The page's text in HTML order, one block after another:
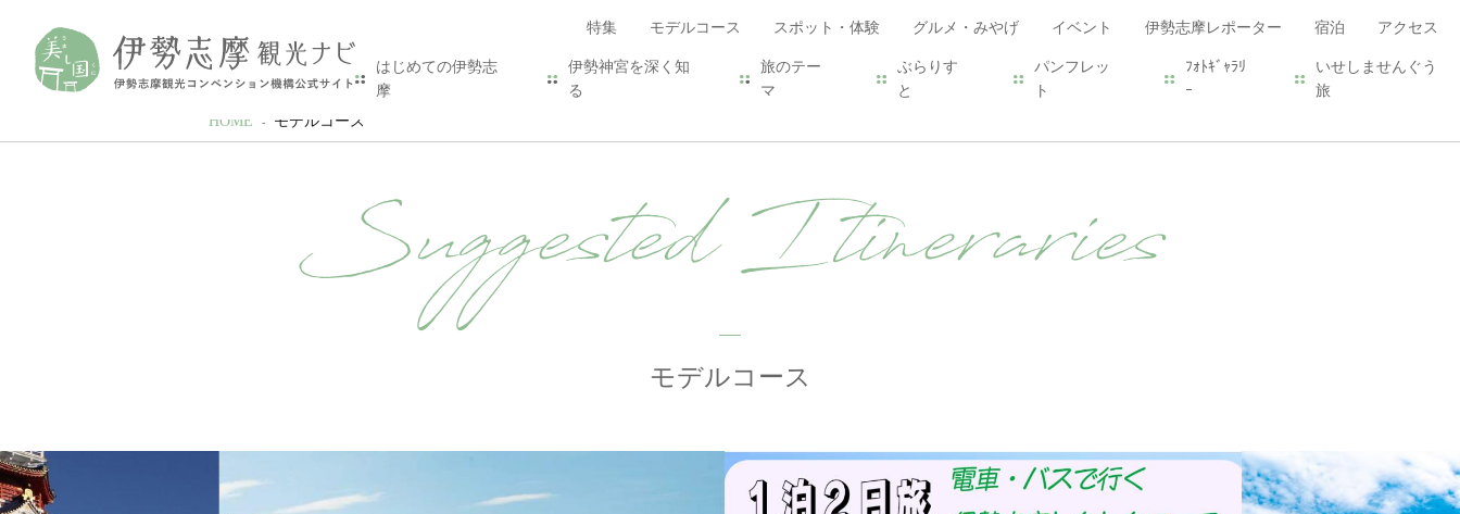
特集 モデルコース スポット・体験 グルメ・みやげ イベント 伊勢志摩レポーター 宿泊 アクセス
はじめての伊勢志
摩
伊勢神宮を深く知
る
旅のテー
マ
ぶらりす
と
パンフレッ
ト
ﾌｫﾄｷﾞｬﾗﾘ
ｰ
いせしませんぐう
旅
HOME モデルコース
Suggested Itineraries
モデルコース